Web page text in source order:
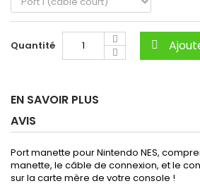
Quantité
EN SAVOIR PLUS
AVIS
Port manette pour Nintendo NES,
manette, le câble de connexion, et le
sur la carte mère de votre console !